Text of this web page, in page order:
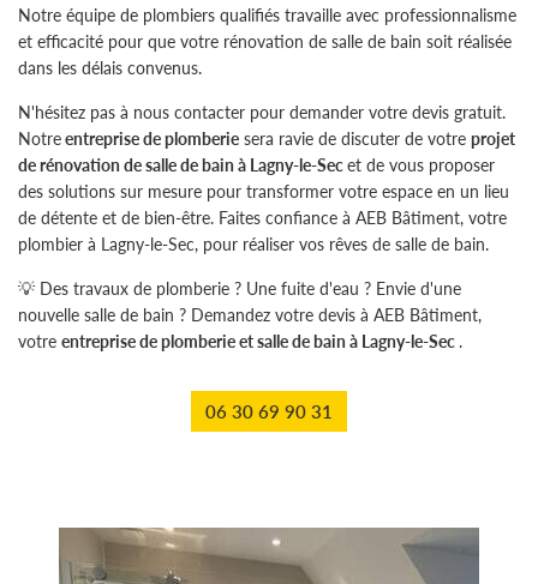
Notre équipe de plombiers qualifiés travaille avec professionnalisme
et efficacité pour que votre rénovation de salle de bain soit réalisée
dans les délais convenus.
N'hésitez pas à nous contacter pour demander votre devis gratuit.
Notreentreprise de plomberie sera ravie de discuter de votre projet
de rénovation de salle de bain à Lagny-le-Secet de vous proposer
des solutions sur mesure pour transformer votre espace en un lieu
de détente et de bien-être. Faites confiance à AEB Bâtiment, votre
plombier à Lagny-le-Sec, pour réaliser vos rêves de salle de bain.
💡 Des travaux de plomberie ? Une fuite d'eau ? Envie d'une
nouvelle salle de bain ? Demandez votre devis à AEB Bâtiment,
votre entreprise de plomberie et salle de bain à Lagny-le-Sec .
06 30 69 90 31